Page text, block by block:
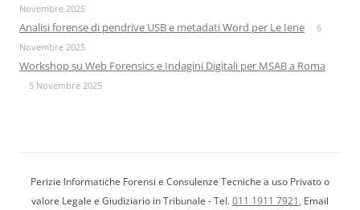
Novembre 2025
Analisi forense di pendrive USB e metadati Word per Le Iene
6
Novembre 2025
Workshop su Web Forensics e Indagini Digitali per MSAB a Roma
5 Novembre 2025
Perizie Informatiche Forensi e Consulenze Tecniche a uso Privato o
valore Legale e Giudiziario in Tribunale - Tel.011 1911 7921, Email